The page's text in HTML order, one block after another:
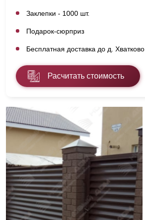
Заклепки - 1000 шт.
Подарок-сюрприз
Бесплатная доставка до д. Хватково
Расчитать стоимость